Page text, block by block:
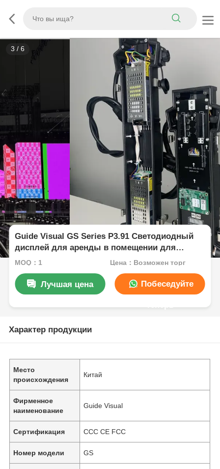
3 / 6
Guide Visual GS Series P3.91 Светодиодный
дисплей для аренды в помещении для
концертных мероприятий, 7680 Гц с двойным
блокировкой
MOQ：1 Цена：Возможен торг
Лучшая цена Побеседуйте
Характер продукции
Место
происхождения
Китай
Фирменное
наименование
Guide Visual
Сертификация CCC CE FCC
Номер модели GS